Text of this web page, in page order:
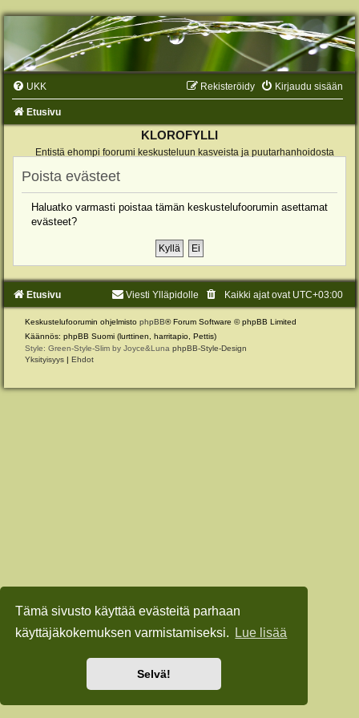
Tämä sivusto käyttää evästeitä parhaan
käyttäjäkokemuksen varmistamiseksi.
Lue lisää
Selvä!
UKK Kirjaudu sisään
Rekisteröidy
Etusivu
KLOROFYLLI
Entistä ehompi foorumi keskusteluun kasveista ja puutarhanhoidosta
Poista evästeet
Haluatko varmasti poistaa tämän keskustelufoorumin asettamat
evästeet?
Etusivu Kaikki ajat ovat UTC+03:00
Viesti Ylläpidolle
Keskustelufoorumin ohjelmisto phpBB® Forum Software © phpBB Limited
Käännös: phpBB Suomi (lurttinen, harritapio, Pettis)
Style: Green-Style-Slim by Joyce&Luna phpBB-Style-Design
Yksityisyys | Ehdot